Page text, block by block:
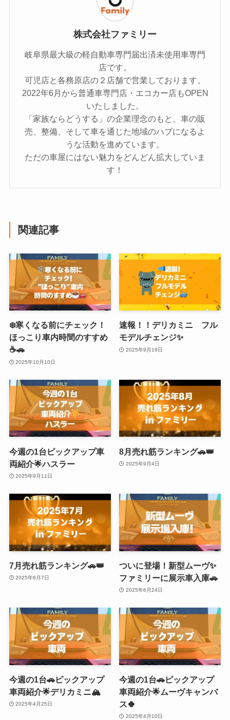
株式会社ファミリー
岐阜県最大級の軽自動車専門届出済未使用車専門
店です。
可児店と各務原店の２店舗で営業しております。
2022年6月から普通車専門店・エコカー店もOPEN
いたしました。
「家族ならどうする」の企業理念のもと、車の販
売、整備、そして車を通じた地域のハブになるよ
うな活動を進めています。
ただの車屋にはない魅力をどんどん拡大していま
す！
関連記事
❄️寒くなる前にチェック！
ほっこり車内時間のすすめ
☕🚗
2025年10月10日
速報！！デリカミニ フル
モデルチェンジ✨
2025年9月19日
今週の1台ピックアップ車
両紹介🌟ハスラー
2025年9月11日
8月売れ筋ランキング🚗👑
2025年9月4日
7月売れ筋ランキング🚗👑
2025年8月7日
ついに登場！新型ムーヴ✨
ファミリーに展示車入庫🚗
2025年6月24日
今週の1台🚗ピックアップ
車両紹介🌟デリカミニ🏔
2025年4月25日
今週の1台🚗ピックアップ
車両紹介🌟ムーヴキャンバ
ス🍀
2025年4月10日